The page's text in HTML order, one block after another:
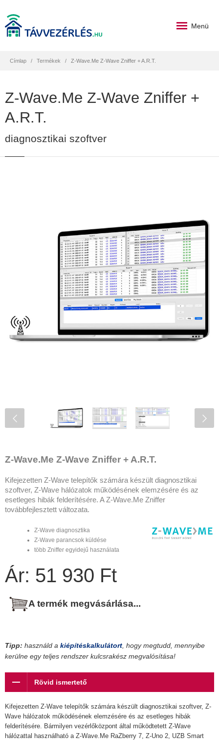
Menü
Címlap Termékek Z-Wave.Me Z-Wave Zniffer + A.R.T.
Z-Wave.Me Z-Wave Zniffer +
A.R.T.
diagnosztikai szoftver
Z-Wave.Me Z-Wave Zniffer + A.R.T.
Kifejezetten Z-Wave telepítők számára készült diagnosztikai
szoftver, Z-Wave hálózatok működésének elemzésére és az
esetleges hibák felderítésére. A Z-Wave.Me Zniffer
továbbfejlesztett változata.
Z-Wave diagnosztika
Z-Wave parancsok küldése
több Zniffer egyidejű használata
Ár: 51 930 Ft
A termék megvásárlása...
Tipp: használd a kiépítéskalkulátort , hogy megtudd, mennyibe
kerülne egy teljes rendszer kulcsrakész megvalósítása!
Rövid ismertető
Kifejezetten Z-Wave telepítők számára készült diagnosztikai szoftver, Z-
Wave hálózatok működésének elemzésére és az esetleges hibák
felderítésére. Bármilyen vezérlőközpont által működtetett Z-Wave
hálózattal használható a Z-Wave.Me RaZberry 7, Z-Uno 2, UZB Smart